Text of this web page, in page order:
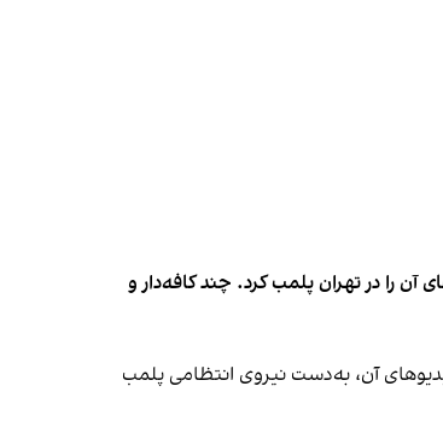
را در تهران پلمب کرد. چند کافه‌‌دار و
در خیابان فرشته تهران، شنبه ۱۹ مهر و پس از برگزاری جشنی در ۱۸ مهر و انتشار ویدیوهای آن، به‌دست نیروی انتظامی پلمب